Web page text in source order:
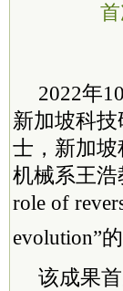
2022年
新加坡科
士，新加
机械系王
role of
evolution”
该成果